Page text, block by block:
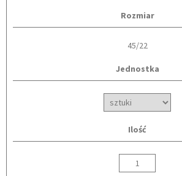
Rozmiar
45/22
Jednostka
Ilość